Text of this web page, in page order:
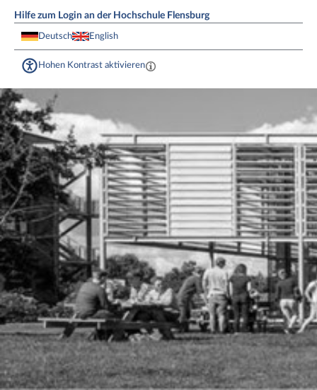
Hilfe zum Login an der Hochschule Flensburg
Deutsch English
Hohen Kontrast aktivieren